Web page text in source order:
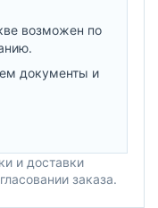
возможен по
документы и
и доставки
заказа.